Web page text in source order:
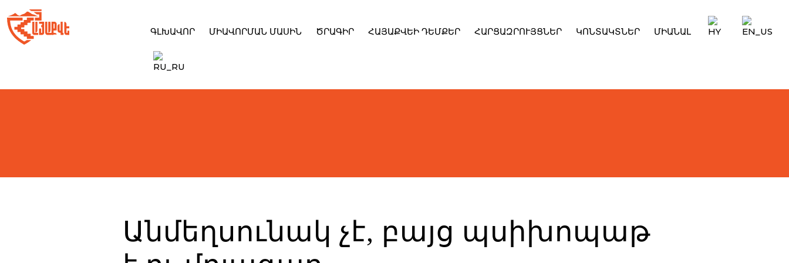
to
content
ԳԼԽԱՎՈՐ ՄԻԱՎՈՐՄԱՆ ՄԱՍԻՆ ԾՐԱԳԻՐ ՀԱՅԱՔՎԵԻ ԴԵՄՔԵՐ ՀԱՐՑԱԶՐՈՒՅՑՆԵՐ ԿՈՆՏԱԿՏՆԵՐ ՄԻԱՆԱԼ
Անմեղսունակ չէ, բայց պսիխոպաթ